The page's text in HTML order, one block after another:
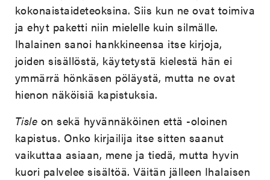
kokonaistaideteoksina. Siis kun ne ovat toimiva
ja ehyt paketti niin mielelle kuin silmälle.
Ihalainen sanoi hankkineensa itse kirjoja,
joiden sisällöstä, käytetystä kielestä hän ei
ymmärrä hönkäsen pöläystä, mutta ne ovat
hienon näköisiä kapistuksia.
Tisle on sekä hyvännäköinen että -oloinen
kapistus. Onko kirjailija itse sitten saanut
vaikuttaa asiaan, mene ja tiedä, mutta hyvin
kuori palvelee sisältöä. Väitän jälleen Ihalaisen